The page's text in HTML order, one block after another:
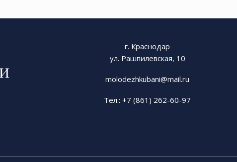
г. Краснодар
ул. Рашпилевская, 10
molodezhkubani@mail.ru
Тел.: +7 (861) 262-60-97